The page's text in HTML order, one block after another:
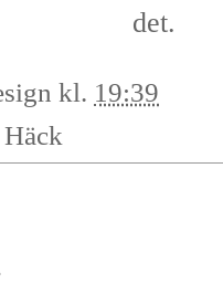
det.
kl. 19:39
Häck